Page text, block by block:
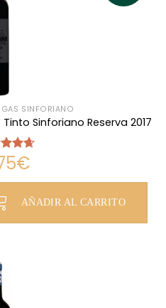
SINFORIANO
Tinto Sinforiano Reserva 2017
4.67€
AÑADIR AL CARRITO